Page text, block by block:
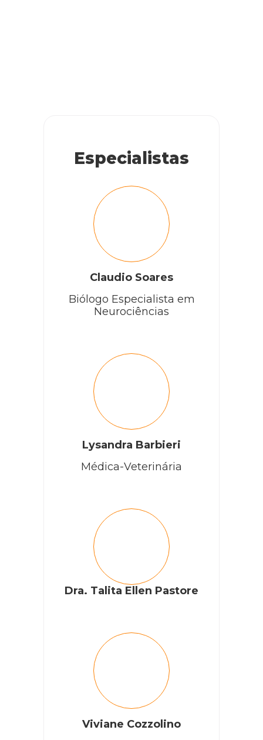
Especialistas
Claudio Soares
Biólogo Especialista em
Neurociências
Lysandra Barbieri
Médica-Veterinária
Dra. Talita Ellen Pastore
Viviane Cozzolino